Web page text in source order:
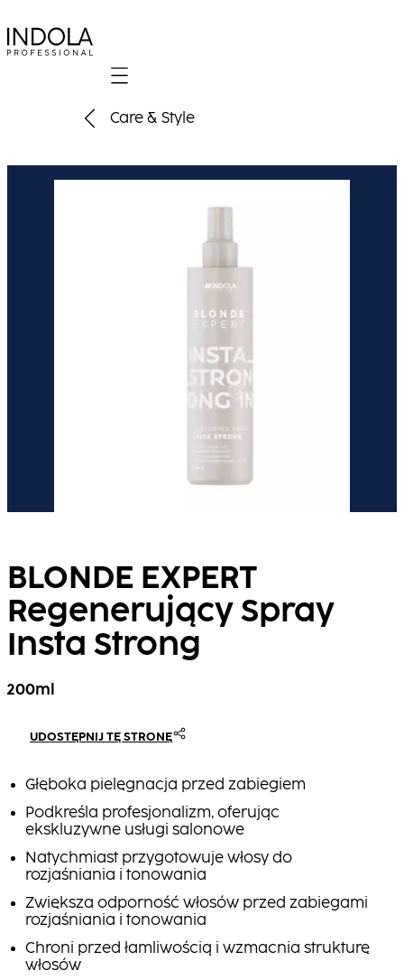
Mobile navigation
Care & Style
BLONDE EXPERT
Regenerujący Spray
Insta Strong
200ml
UDOSTĘPNIJ TĘ STRONĘ
Głęboka pielęgnacja przed zabiegiem
Podkreśla profesjonalizm, oferując
ekskluzywne usługi salonowe
Natychmiast przygotowuje włosy do
rozjaśniania i tonowania
Zwiększa odporność włosów przed zabiegami
rozjaśniania i tonowania
Chroni przed łamliwością i wzmacnia strukturę
włosów